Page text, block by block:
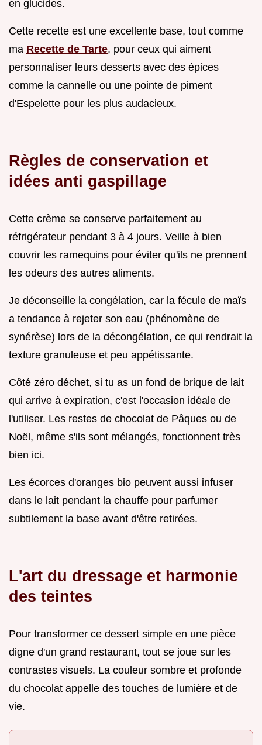
en glucides.
Cette recette est une excellente base, tout comme
ma Recette de Tarte, pour ceux qui aiment
personnaliser leurs desserts avec des épices
comme la cannelle ou une pointe de piment
d'Espelette pour les plus audacieux.
Règles de conservation et
idées anti gaspillage
Cette crème se conserve parfaitement au
réfrigérateur pendant 3 à 4 jours. Veille à bien
couvrir les ramequins pour éviter qu'ils ne prennent
les odeurs des autres aliments.
Je déconseille la congélation, car la fécule de maïs
a tendance à rejeter son eau (phénomène de
synérèse) lors de la décongélation, ce qui rendrait la
texture granuleuse et peu appétissante.
Côté zéro déchet, si tu as un fond de brique de lait
qui arrive à expiration, c'est l'occasion idéale de
l'utiliser. Les restes de chocolat de Pâques ou de
Noël, même s'ils sont mélangés, fonctionnent très
bien ici.
Les écorces d'oranges bio peuvent aussi infuser
dans le lait pendant la chauffe pour parfumer
subtilement la base avant d'être retirées.
L'art du dressage et harmonie
des teintes
Pour transformer ce dessert simple en une pièce
digne d'un grand restaurant, tout se joue sur les
contrastes visuels. La couleur sombre et profonde
du chocolat appelle des touches de lumière et de
vie.